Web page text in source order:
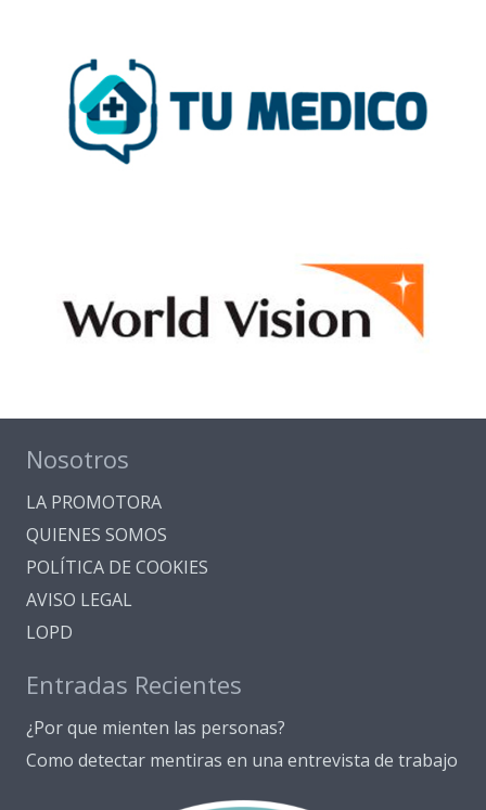
Nosotros
LA PROMOTORA
QUIENES SOMOS
POLÍTICA DE COOKIES
AVISO LEGAL
LOPD
Entradas Recientes
¿Por que mienten las personas?
Como detectar mentiras en una entrevista de trabajo